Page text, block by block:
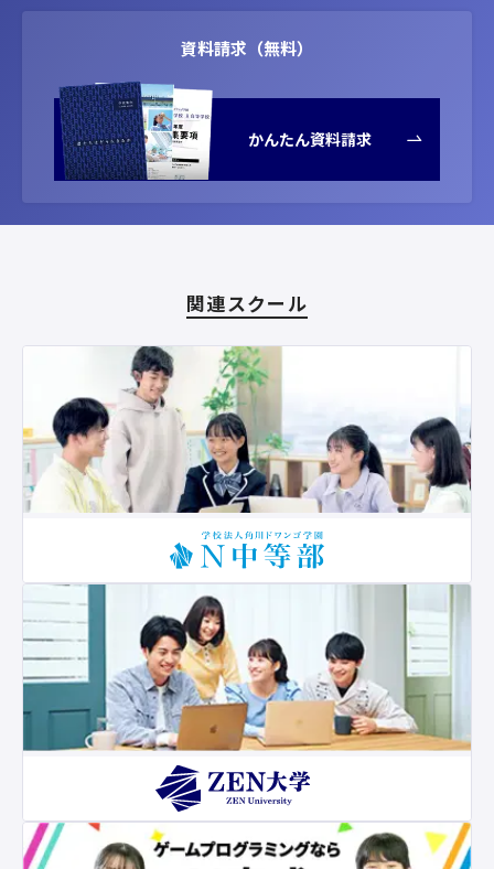
資料請求（無料）
かんたん資料請求
関連スクール